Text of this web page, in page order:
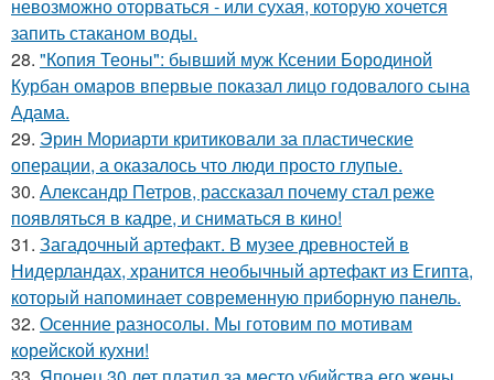
невозможно оторваться - или сухая, которую хочется
запить стаканом воды.
28. "Копия Теоны": бывший муж Ксении Бородиной
Курбан омаров впервые показал лицо годовалого сына
Адама.
29. Эрин Мориарти критиковали за пластические
операции, а оказалось что люди просто глупые.
30. Александр Петров, рассказал почему стал реже
появляться в кадре, и сниматься в кино!
31. Загадочный артефакт. В музее древностей в
Нидерландах, хранится необычный артефакт из Египта,
который напоминает современную приборную панель.
32. Осенние разносолы. Мы готовим по мотивам
корейской кухни!